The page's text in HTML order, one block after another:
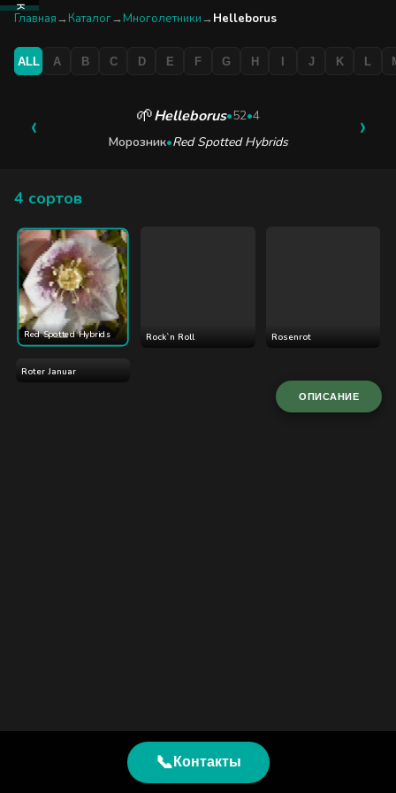
КАТАЛОГ
БУТИК
Главная→ Каталог→ Многолетники→ Helleborus
ALL A B C D E F G H I J K L
‹ 🌱Helleborus•52•4
Морозник•Red Spotted Hybrids ›
4 сортов
Red Spotted Hybrids Rock`n Roll Rosenrot
Roter Januar
ОПИСАНИЕ
📞 Контакты